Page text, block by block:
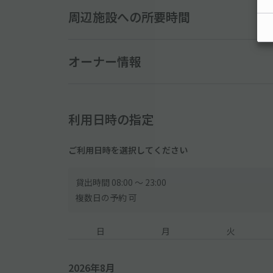
●ハイエース、NV350、アルファードは入庫不可
【ご利用時間について】
●当駐車場には利用時間制限がございます。必ず時
───────
●到着後、現地スタッフへアキッパで予約している
周辺施設への所要時間
オーナー情報
利用日時の指定
ご利用日時を選択してください
貸出時間 08:00 〜 23:00
複数日の予約 可
日 月 火
2026年8月